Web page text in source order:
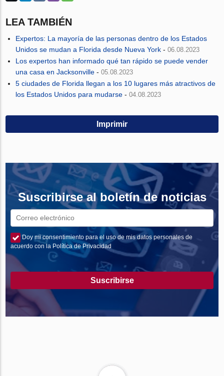
LEA TAMBIÉN
Expertos: La mayoría de las personas dentro de los Estados
Unidos se mudan a Florida desde Nueva York -06.08.2023
Los expertos han informado qué tan rápido se puede vender
una casa en Jacksonville -05.08.2023
5 ciudades de Florida llegan a los 10 lugares más atractivos de
los Estados Unidos para mudarse -04.08.2023
Imprimir
Suscribirse al boletín de noticias
Doy mi consentimiento para el uso de mis datos personales de
acuerdo con la Política de Privacidad
Suscribirse